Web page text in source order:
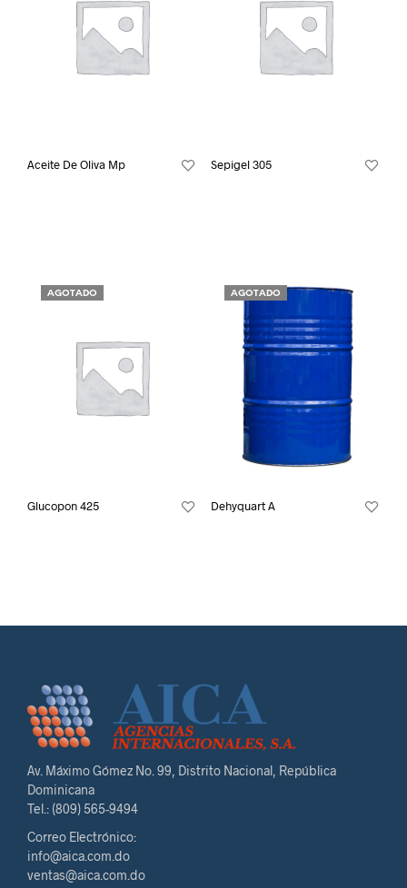
Aceite De Oliva Mp Sepigel 305
AGOTADO
Glucopon 425
AGOTADO
Dehyquart A
Av. Máximo Gómez No. 99, Distrito Nacional, República
Dominicana
Tel.: (809) 565-9494
Correo Electrónico:
info@aica.com.do
ventas@aica.com.do